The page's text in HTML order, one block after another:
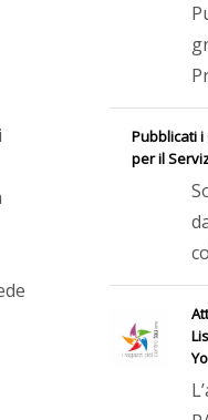
Pubblicati
per il